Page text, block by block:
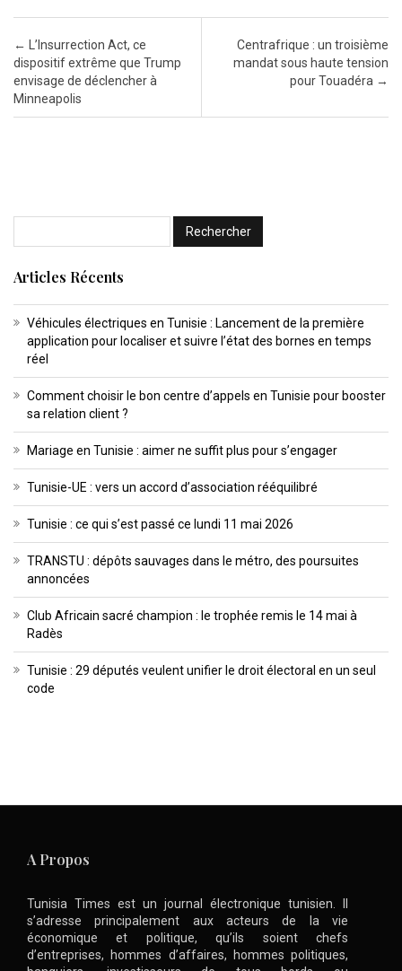
Post navigation
←
L’Insurrection Act, ce
dispositif extrême que Trump
envisage de déclencher à
Minneapolis
Centrafrique : un troisième
mandat sous haute tension
pour Touadéra →
Articles Récents
Véhicules électriques en Tunisie : Lancement de la première
application pour localiser et suivre l’état des bornes en temps
réel
Comment choisir le bon centre d’appels en Tunisie pour booster
sa relation client ?
Mariage en Tunisie : aimer ne suffit plus pour s’engager
Tunisie-UE : vers un accord d’association rééquilibré
Tunisie : ce qui s’est passé ce lundi 11 mai 2026
TRANSTU : dépôts sauvages dans le métro, des poursuites
annoncées
Club Africain sacré champion : le trophée remis le 14 mai à
Radès
Tunisie : 29 députés veulent unifier le droit électoral en un seul
code
A Propos
Tunisia Times est un journal électronique tunisien. Il
s’adresse principalement aux acteurs de la vie
économique et politique, qu’ils soient chefs
d’entreprises, hommes d’affaires, hommes politiques,